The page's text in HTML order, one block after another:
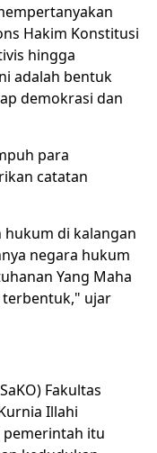
Hakim Konstitusi
hingga
adalah bentuk
demokrasi dan
para
catatan
hukum di kalangan
negara hukum
Yang Maha
terbentuk," ujar
Fakultas
Illahi
pemerintah itu